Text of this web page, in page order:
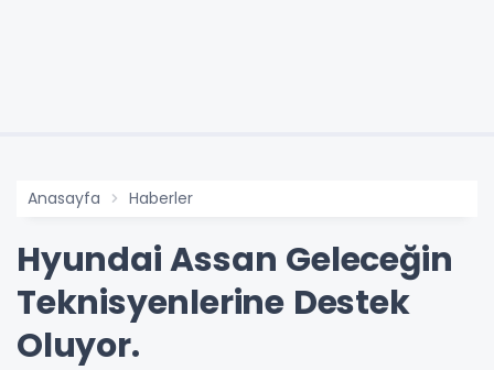
Anasayfa Haberler
Hyundai Assan Geleceğin
Teknisyenlerine Destek
Oluyor.